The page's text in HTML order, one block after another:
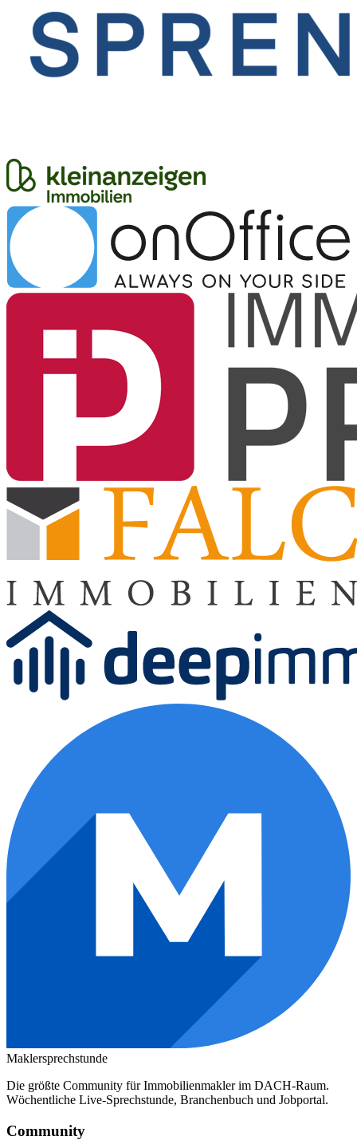
Maklersprechstunde
Die größte Community für Immobilienmakler im DACH-Raum.
Wöchentliche Live-Sprechstunde, Branchenbuch und Jobportal.
Community